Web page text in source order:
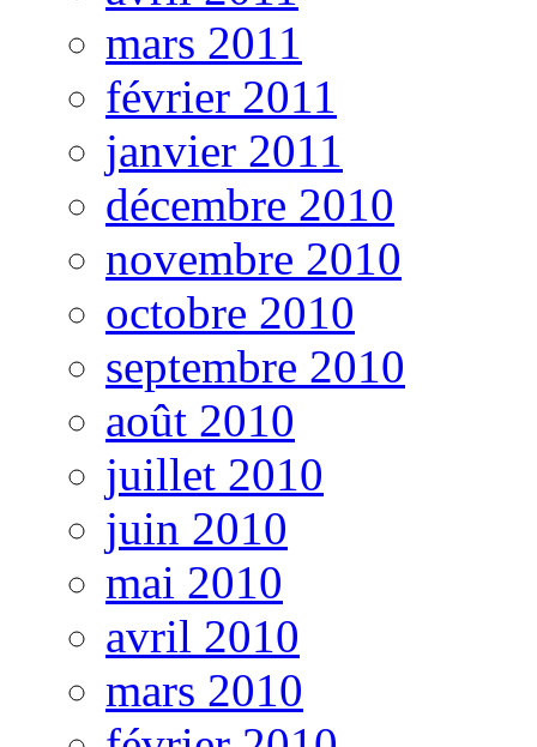
mars 2011
février 2011
janvier 2011
décembre 2010
novembre 2010
octobre 2010
septembre 2010
août 2010
juillet 2010
juin 2010
mai 2010
avril 2010
mars 2010